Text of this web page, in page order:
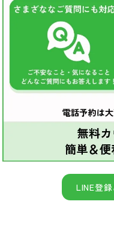
LINE登